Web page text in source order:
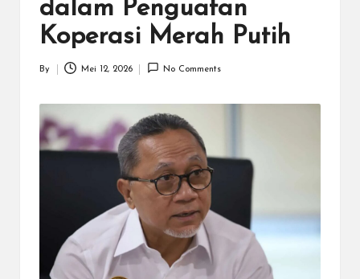
dalam Penguatan
Koperasi Merah Putih
Posted
By Mei 12, 2026 No Comments